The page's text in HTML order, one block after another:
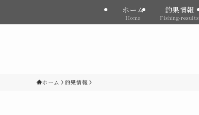
ホーム
Home
釣果情報
Fishing-results
ホーム 釣果情報